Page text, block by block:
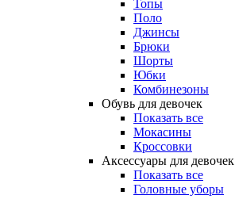
Топы
Поло
Джинсы
Брюки
Шорты
Юбки
Комбинезоны
Обувь для девочек
Показать все
Мокасины
Кроссовки
Аксессуары для девочек
Показать все
Головные уборы